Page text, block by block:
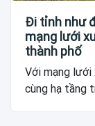
Đi tỉnh như
mạng lưới
thành phố
Với mạng lưới
cùng hạ tầng